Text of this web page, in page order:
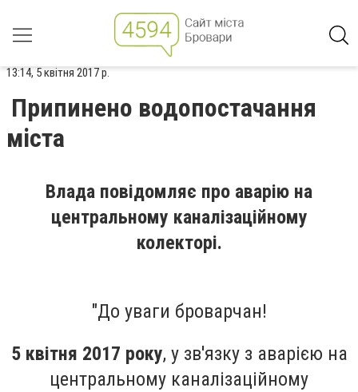
13:14, 5 квітня 2017 р.
Припинено водопостачання
міста
Влада повідомляє про аварію на
центральному каналізаційному
колекторі.
"До уваги броварчан!
5 квітня 2017 року, у зв'язку з аварією на
центральному каналізаційному